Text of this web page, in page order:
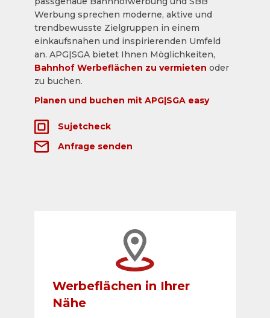
Werbung sprechen moderne, aktive und
trendbewusste Zielgruppen in einem
einkaufsnahen und inspirierenden Umfeld
an. APG|SGA bietet Ihnen Möglichkeiten,
Bahnhof Werbeflächen zu vermieten oder
zu buchen.
Planen und buchen mit APG|SGA easy
Sujetcheck
Anfrage senden
Werbeflächen in Ihrer
Nähe